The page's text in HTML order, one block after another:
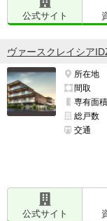
公式サイト
ヴァースクレイシア
所在地
間取
専有面積
総戸数
交通
公式サイト